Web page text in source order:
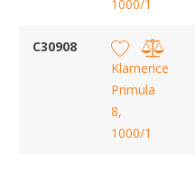
1000/1
C30908
Klamerice
Primula
8,
1000/1